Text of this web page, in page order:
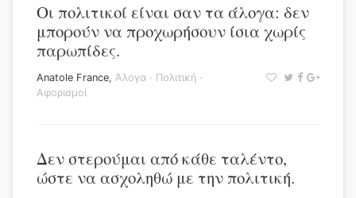
Οι πολιτικοί είναι σαν τα άλογα: δεν
μπορούν να προχωρήσουν ίσια χωρίς
παρωπίδες.
Anatole France, Άλογα · Πολιτική ·
Αφορισμοί
Δεν στερούμαι από κάθε ταλέντο,
ώστε να ασχοληθώ με την πολιτική.